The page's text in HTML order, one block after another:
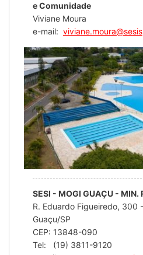
e Comunidade
Viviane Moura
e-mail:
SESI - MOGI GUAÇU - MIN.
R. Eduardo Figueiredo, 300
Guaçu/SP
CEP: 13848-090
Tel: (19) 3811-9120